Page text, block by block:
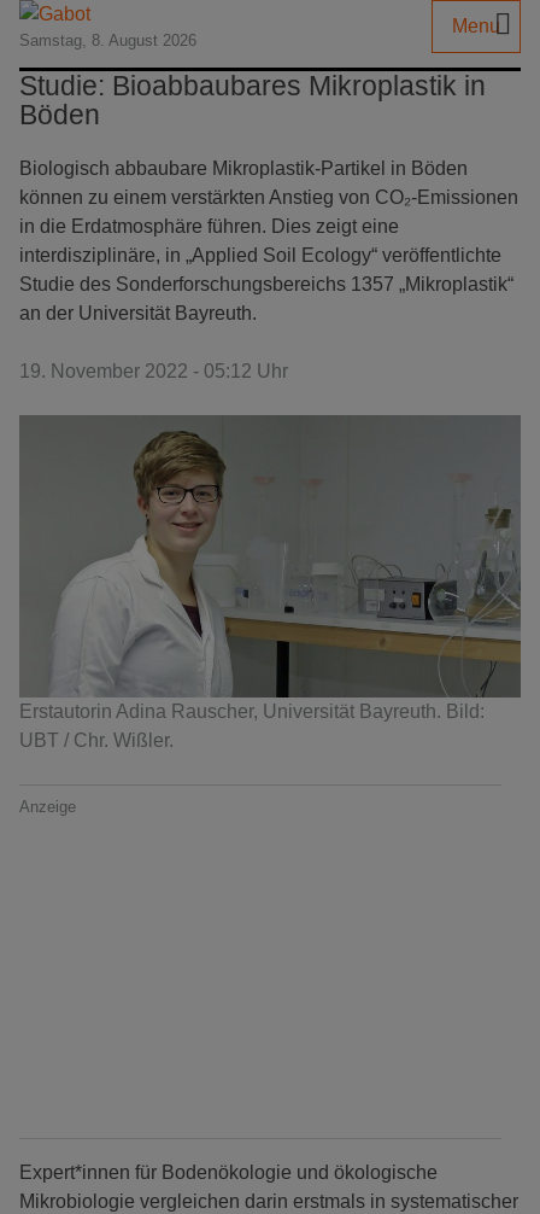
Samstag, 8. August 2026
Menu
Studie: Bioabbaubares Mikroplastik in
Böden
Biologisch abbaubare Mikroplastik-Partikel in Böden
können zu einem verstärkten Anstieg von CO₂-Emissionen
in die Erdatmosphäre führen. Dies zeigt eine
interdisziplinäre, in „Applied Soil Ecology“ veröffentlichte
Studie des Sonderforschungsbereichs 1357 „Mikroplastik“
an der Universität Bayreuth.
19. November 2022 - 05:12 Uhr
Erstautorin Adina Rauscher, Universität Bayreuth. Bild:
UBT / Chr. Wißler.
Anzeige
Expert*innen für Bodenökologie und ökologische
Mikrobiologie vergleichen darin erstmals in systematischer